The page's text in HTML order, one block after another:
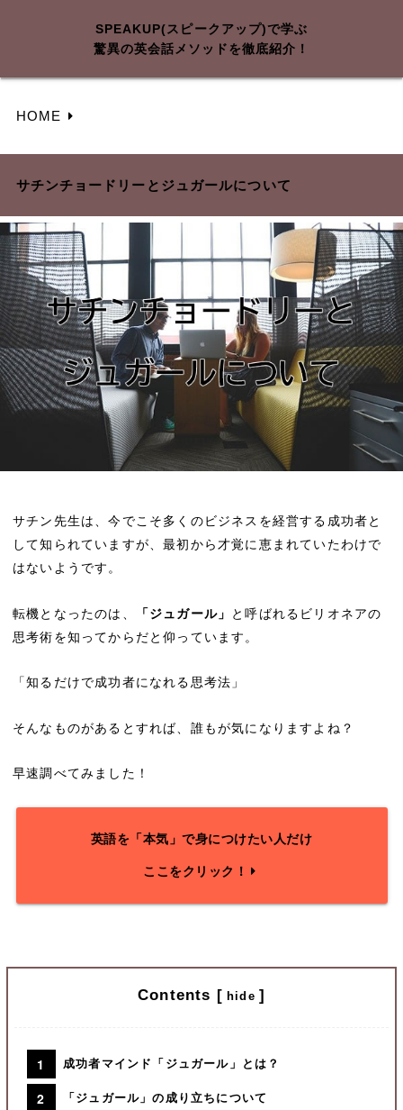
SPEAKUP(スピークアップ)で学ぶ
驚異の英会話メソッドを徹底紹介！
HOME
サチンチョードリーとジュガールについて
サチン先生は、今でこそ多くのビジネスを経営する成功者と
して知られていますが、最初から才覚に恵まれていたわけで
はないようです。
転機となったのは、 「ジュガール」
と呼ばれるビリオネアの
思考術を知ってからだと仰っています。
「知るだけで成功者になれる思考法」
そんなものがあるとすれば、誰もが気になりますよね？
早速調べてみました！
英語を「本気」で身につけたい人だけ
ここをクリック！
Contents [ hide ]
成功者マインド「ジュガール」とは？
「ジュガール」の成り立ちについて